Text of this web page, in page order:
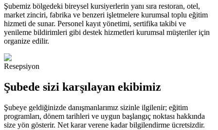
Şubemiz bölgedeki bireysel kursiyerlerin yanı sıra restoran, otel,
market zinciri, fabrika ve benzeri işletmelere kurumsal toplu eğitim
hizmeti de sunar. Personel kayıt yönetimi, sertifika takibi ve
yenileme bildirimleri gibi destek hizmetleri kurumsal müşteriler için
organize edilir.
Resepsiyon
Şubede sizi karşılayan ekibimiz
Şubeye geldiğinizde danışmanlarımız sizinle ilgilenir; eğitim
programları, dönem tarihleri ve uygun başlangıç noktası hakkında
size yön gösterir. Net karar verene kadar bilgilendirme ücretsizdir.